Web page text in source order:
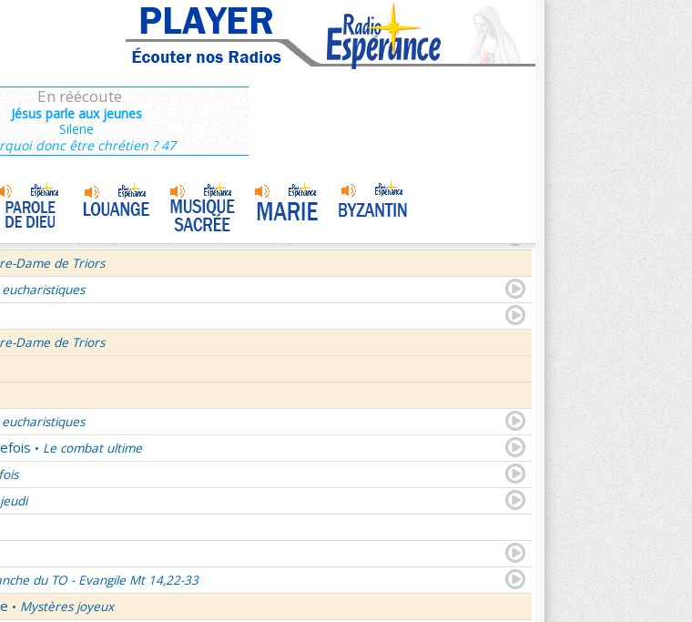
En réécoute
Jésus parle aux jeunes
Silene
donc être chrétien ? 47
37/106
6/7 - Vendredi + Saint Sixte II
et la théologie négative d'après Denys L'Aéropagite
Dame de Triors
Dame de Triors
• Le combat ultime
du TO - Evangile Mt 14,22-33
• Mystères joyeux